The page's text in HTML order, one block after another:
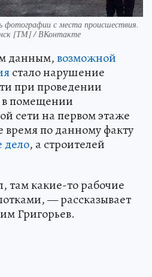
фотографии с места происшествия.
[ТМ] / ВКонтакте
данным,возможной
стало нарушение
при проведении
в помещении
сети на первом этаже
время по данному факту
дело, а строителей
там какие-то рабочие
— рассказывает
Григорьев.